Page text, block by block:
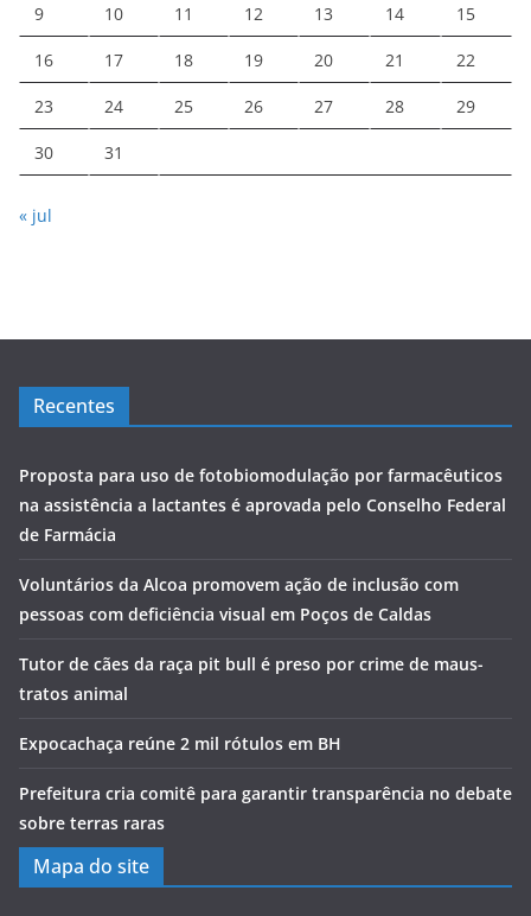
9 10 11 12 13 14 15
16 17 18 19 20 21 22
23 24 25 26 27 28 29
30 31
« jul
Recentes
Proposta para uso de fotobiomodulação por farmacêuticos
na assistência a lactantes é aprovada pelo Conselho Federal
de Farmácia
Voluntários da Alcoa promovem ação de inclusão com
pessoas com deficiência visual em Poços de Caldas
Tutor de cães da raça pit bull é preso por crime de maus-
tratos animal
Expocachaça reúne 2 mil rótulos em BH
Prefeitura cria comitê para garantir transparência no debate
sobre terras raras
Mapa do site